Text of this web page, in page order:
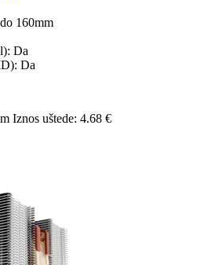
160mm
Da
Da
Iznos uštede: 4.68 €